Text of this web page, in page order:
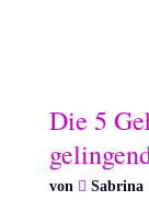
Die 5
von Sabrina